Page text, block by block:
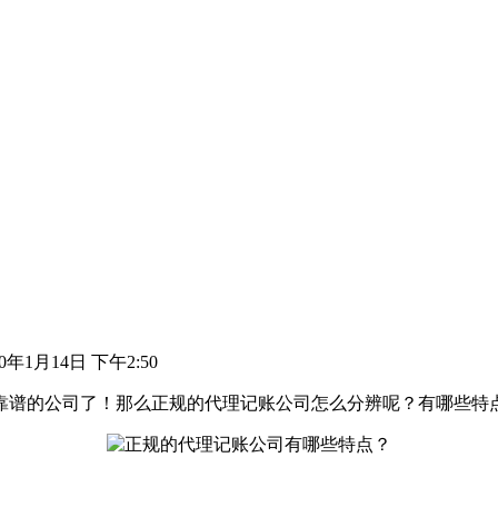
年1月14日 下午2:50
的公司了！那么正规的代理记账公司怎么分辨呢？有哪些特